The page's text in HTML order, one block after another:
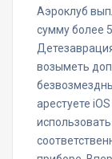
Аэроклуб
сумму более
возыметь
арестуете